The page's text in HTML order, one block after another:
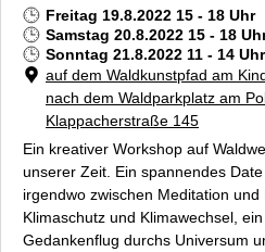
Grashalminstitut
Foodways
Darmstädter Wursttreffen
Fürstliches Vergnügen
Honig ums Maul
Brotteig Kneten und Brotzeit
Küchengespräche
Passagen
Illumination
Freitag 19.8.2022 15 - 18 Uhr
Samstag 20.8.2022 15 - 18
Sonntag 21.8.2022 11 - 14 Uhr
auf dem Waldkunstpfad am
nach dem Waldparkplatz am
Klappacherstraße 145
Ein kreativer Workshop auf
unserer Zeit. Ein spannendes
irgendwo zwischen Meditation
Klimaschutz und Klimawechsel,
Gedankenflug durchs Universum